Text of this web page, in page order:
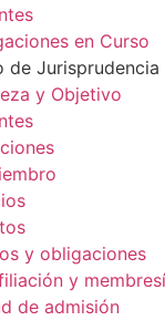
en Curso
de Jurisprudencia
y Objetivo
y obligaciones
y
de admisión